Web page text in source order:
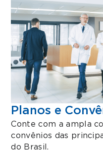
Planos e
Conte com a ampla
convênios das
do Brasil.